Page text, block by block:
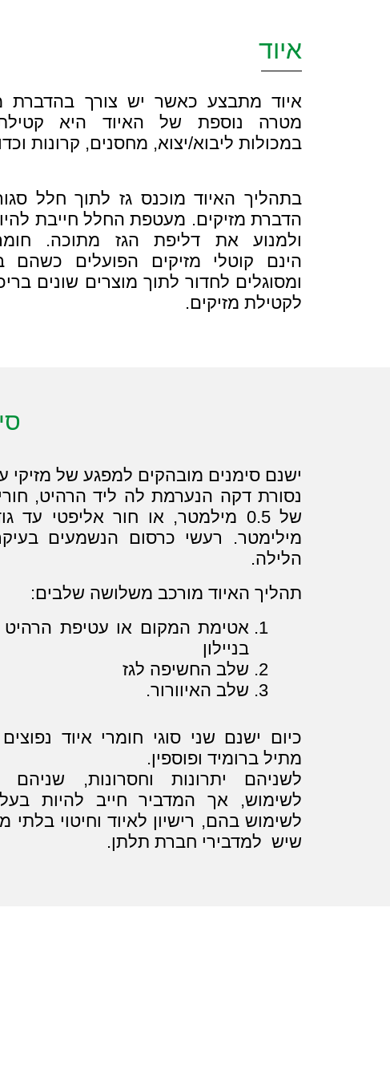
איוד
איוד מתבצע כאשר יש צורך בהדברת
מטרה נוספת של האיוד היא
במכולות ליבוא/יצוא, מחסנים, קרונות
בתהליך האיוד מוכנס גז לתוך חלל
הדברת מזיקים. מעטפת החלל חייבת
ולמנוע את דליפת הגז מתוכה.
הינם קוטלי מזיקים הפועלים כשהם
ומסוגלים לחדור לתוך מוצרים שונים
לקטילת מזיקים.
ישנם סימנים מובהקים למפגע של מזיקי
נסורת דקה הנערמת לה ליד הרהיט,
מילימטר. רעשי כרסום הנשמעים
הלילה.
תהליך האיוד מורכב משלושה שלבים:
אטימת המקום או עטיפת
בניילון
שלב החשיפה לגז
שלב האיוורור.
כיום ישנם שני סוגי חומרי איוד
מתיל ברומיד ופוספין.
לשניהם יתרונות וחסרונות, שניהם
לשימוש, אך המדביר חייב להיות
לשימוש בהם, רישיון לאיוד וחיטוי בלתי
שיש למדבירי חברת תלתן.